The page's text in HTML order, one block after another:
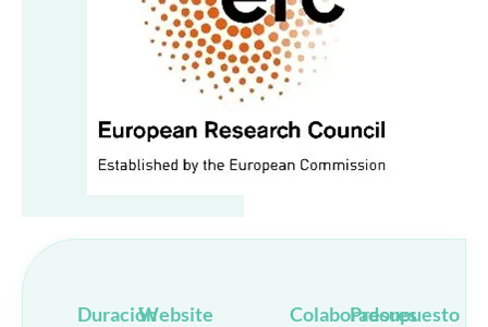
DuraciónWebsite Colaboradores
Presupuesto